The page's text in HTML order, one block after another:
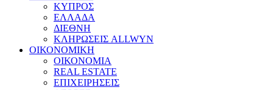
ΚΥΠΡΟΣ
ΕΛΛΑΔΑ
ΔΙΕΘΝΗ
ΚΛΗΡΩΣΕΙΣ ALLWYN
ΟΙΚΟΝΟΜΙΚΗ
ΟΙΚΟΝΟΜΙΑ
REAL ESTATE
ΕΠΙΧΕΙΡΗΣΕΙΣ